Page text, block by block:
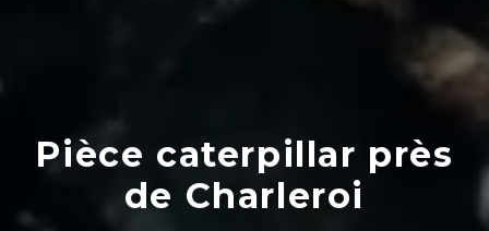
Pièce caterpillar près
de Charleroi